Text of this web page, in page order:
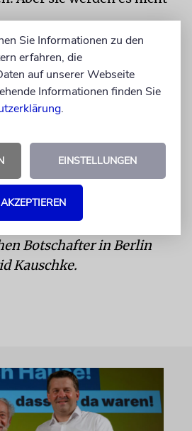
positiven Aussichten für
bin optimistisch. Für uns
immer ein grundsätzlicher
dass uns das neue Jahr
Ketiwa we-chatima
Botschafter in Berlin
Kauschke.
Sie Informationen zu den
erfahren, die
auf unserer Webseite
Informationen finden Sie
.
EINSTELLUNGEN
AKZEPTIEREN